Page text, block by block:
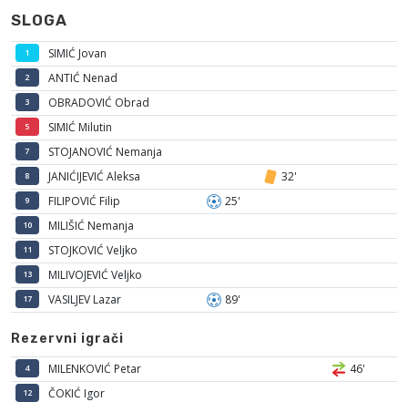
SLOGA
1 SIMIĆ Jovan
2 ANTIĆ Nenad
3 OBRADOVIĆ Obrad
5 SIMIĆ Milutin
7 STOJANOVIĆ Nemanja
8 JANIĆIJEVIĆ Aleksa 32'
9 FILIPOVIĆ Filip 25'
10 MILIŠIĆ Nemanja
11 STOJKOVIĆ Veljko
13 MILIVOJEVIĆ Veljko
17 VASILJEV Lazar 89'
Rezervni igrači
4 MILENKOVIĆ Petar 46'
12 ČOKIĆ Igor